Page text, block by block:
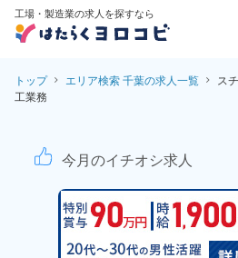
工場・製造業の求人を探すなら
トップ エリア検索 千葉の求人一覧
ス
工業務
スチールパー
今月のイチオシ求人